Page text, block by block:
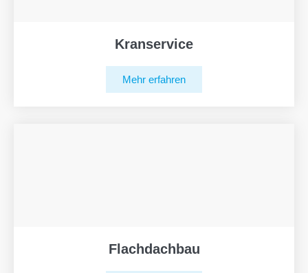
Kranservice
Mehr erfahren
Flachdachbau